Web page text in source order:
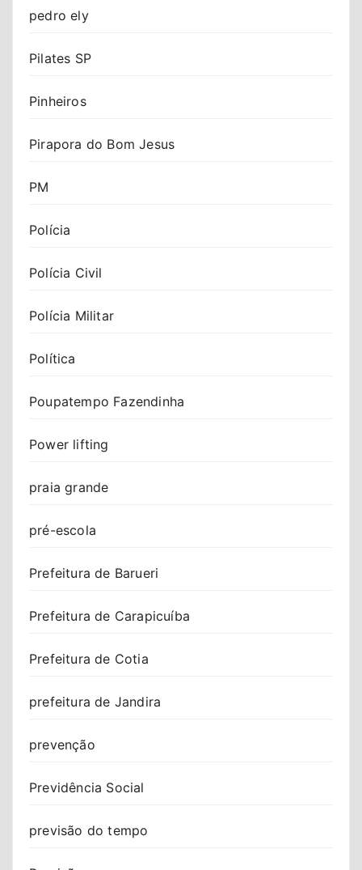
pedro ely
Pilates SP
Pinheiros
Pirapora do Bom Jesus
PM
Polícia
Polícia Civil
Polícia Militar
Política
Poupatempo Fazendinha
Power lifting
praia grande
pré-escola
Prefeitura de Barueri
Prefeitura de Carapicuíba
Prefeitura de Cotia
prefeitura de Jandira
prevenção
Previdência Social
previsão do tempo